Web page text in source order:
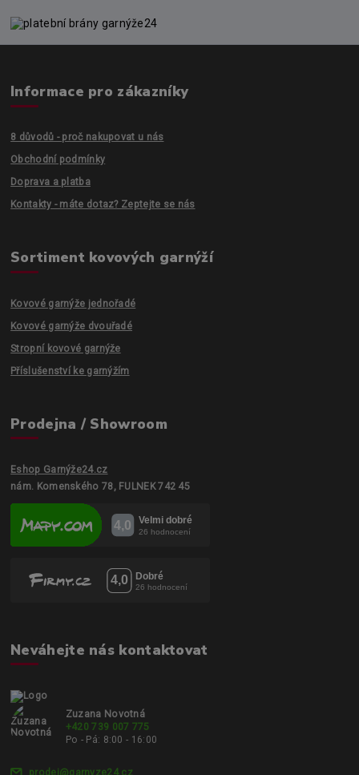
Informace pro zákazníky
8 důvodů - proč nakupovat u nás
Obchodní podmínky
Doprava a platba
Kontakty - máte dotaz? Zeptejte se nás
Sortiment kovových garnýží
Kovové garnýže jednořadé
Kovové garnýže dvouřadé
Stropní kovové garnýže
Příslušenství ke garnýžím
Prodejna / Showroom
Eshop Garnýže24.cz
nám. Komenského 78, FULNEK 742 45
Neváhejte nás kontaktovat
Zuzana Novotná
+420 739 007 775
Po - Pá: 8:00 - 16:00
prodej@garnyze24.cz